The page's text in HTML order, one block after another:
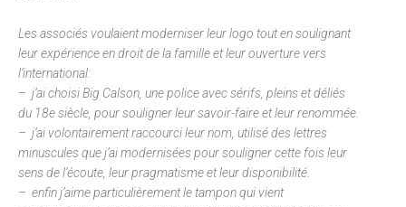
Les associés voulaient moderniser leur logo tout en soulignant
leur expérience en droit de la famille et leur ouverture vers
l’international:
– j’ai choisi Big Calson, une police avec sérifs, pleins et déliés
du 18e siècle, pour souligner leur savoir-faire et leur renommée.
– j’ai volontairement raccourci leur nom, utilisé des lettres
minuscules que j’ai modernisées pour souligner cette fois leur
sens de l’écoute, leur pragmatisme et leur disponibilité.
– enfin j’aime particulièrement le tampon qui vient